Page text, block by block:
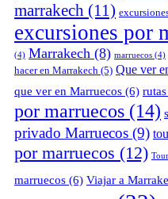
marrakech (11)
excursiones por
(4) Marrakech (8) marruecos (4)
hacer en Marrakech (5) Que ver
que ver en Marruecos (6)
por marruecos (14)
privado Marruecos (9)
por marruecos (12)
marruecos (6) Viajar a